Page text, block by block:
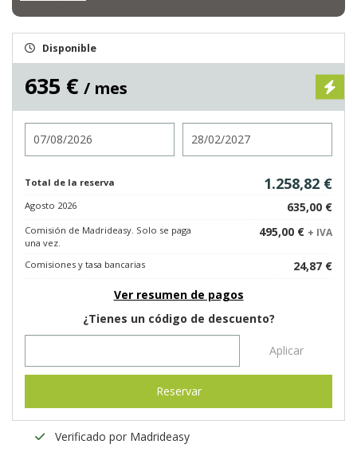
Disponible
635 € / mes
Total de la reserva 1.258,82 €
Agosto 2026 635,00 €
Comisión de Madrideasy. Solo se paga
una vez.
495,00 € + IVA
Comisiones y tasa bancarias
24,87 €
Ver resumen de pagos
¿Tienes un código de descuento?
Aplicar
Reservar
Verificado por Madrideasy